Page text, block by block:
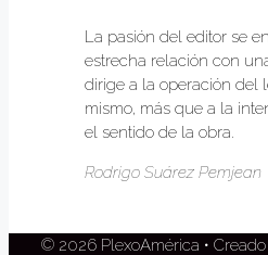
La pasión del editor se
estrecha relación con
dirige a la operación del
mismo, más que a la
el sentido de la obra.
Rodrigo Suárez Pemjean
© 2026 PlexoAmérica •